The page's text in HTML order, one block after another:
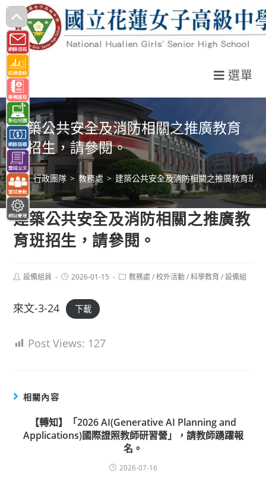
跳
轉
至
主
要
內
容
選單
建築公共安全及消防相關之推廣教育
班招生，請參閱。
> 行政團隊 > 教務處 > 建築公共安全及消防相關之推廣教育班
建築公共安全及消防相關之推廣教
育班招生，請參閱。
Post設備組員
Post2026-01-15
Post教務處 / 校外活動 / 科學教育 / 設備組
來文-3-24 下載
Post Views: 127
相關內容
【轉知】「2026 AI(Generative AI Planning and
Applications)國際證照教師研習營」，請教師踴躍報
名。
2026-07-16